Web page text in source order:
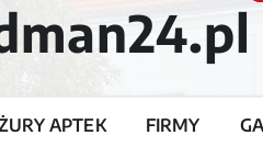
APTEK FIRMY